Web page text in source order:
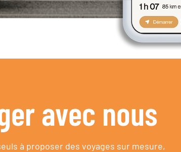
avec nous
à proposer des voyages sur mesure,